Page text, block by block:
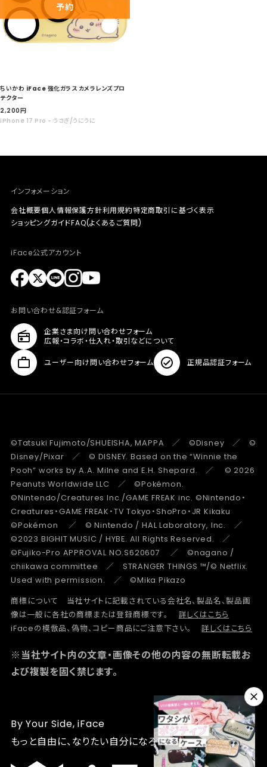
予約
ちいかわ iFace 強化ガラス カメラレンズプロ
テクター
セ
ー
2,200円
iPhone 17 Pro - うさぎ/うにうに
インフォメーション
会社概要個人情報保護方針利用規約特定商取引に基づく表示
ショッピングガイドFAQ(よくあるご質問)
iFace公式アカウント
お問い合わせ&認証フォーム
企業さま向け問い合わせフォーム
広報・コラボ・仕入れ・取引などについて
ユーザー向け問い合わせフォーム 正規品認証フォーム
©Tatsuki Fujimoto/SHUEISHA, MAPPA ／ ©Disney ／ ©
Disney/Pixar ／ © DISNEY. Based on the “Winnie the
Pooh” works by A.A. Milne and E.H. Shepard. ／ © 2026
Peanuts Worldwide LLC ／ ©Pokémon.
©Nintendo/Creatures Inc./GAME FREAK inc. ©Nintendo・
Creatures・GAME FREAK・TV Tokyo・ShoPro・JR Kikaku
©Pokémon ／ © Nintendo / HAL Laboratory, Inc. ／
©2023 BIGHIT MUSIC / HYBE. All Rights Reserved. ／
©Fujiko-Pro APPROVAL NO.S620607 ／ ©nagano /
chiikawa committee ／ STRANGER THINGS ™/© Netflix.
Used with permission. ／ ©Mika Pikazo
商標について 当社サイトに記載されている会社名、製品名、製品画
像は一般に各社の商標または登録商標です。
詳しくはこちら
iFaceの模倣品、偽物、コピー商品にご注意下さい。
詳しくはこちら
※当社サイト内の文章・画像その他の内容の無断転載お
よび複製を固く禁じます。
By Your Side, iFace
もっと自由に、なりたい自分になろう